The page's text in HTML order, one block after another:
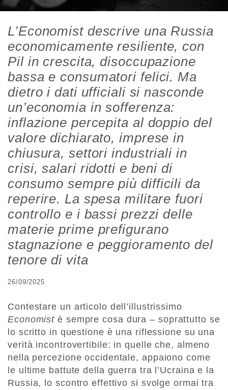
L’Economist descrive una Russia
economicamente resiliente, con
Pil in crescita, disoccupazione
bassa e consumatori felici. Ma
dietro i dati ufficiali si nasconde
un’economia in sofferenza:
inflazione percepita al doppio del
valore dichiarato, imprese in
chiusura, settori industriali in
crisi, salari ridotti e beni di
consumo sempre più difficili da
reperire. La spesa militare fuori
controllo e i bassi prezzi delle
materie prime prefigurano
stagnazione e peggioramento del
tenore di vita
26/09/2025
Contestare un articolo dell’illustrissimo
Economist è sempre cosa dura – soprattutto se
lo scritto in questione è una riflessione su una
verità incontrovertibile: in quelle che, almeno
nella percezione occidentale, appaiono come
le ultime battute della guerra tra l’Ucraina e la
Russia, lo scontro effettivo si svolge ormai tra